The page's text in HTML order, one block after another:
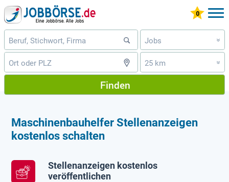
Jobs »
25 km »
Finden
Maschinenbauhelfer Stellenanzeigen
kostenlos schalten
Stellenanzeigen kostenlos
veröffentlichen